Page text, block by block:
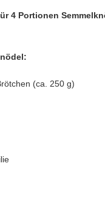
4 Portionen
(ca. 250 g)